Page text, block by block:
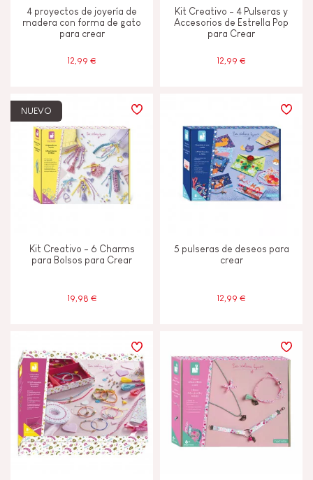
4 proyectos de joyería de
madera con forma de gato
para crear
12,99 €
Kit Creativo - 4 Pulseras y
Accesorios de Estrella Pop
para Crear
12,99 €
NUEVO
Kit Creativo - 6 Charms
para Bolsos para Crear
19,98 €
5 pulseras de deseos para
crear
12,99 €